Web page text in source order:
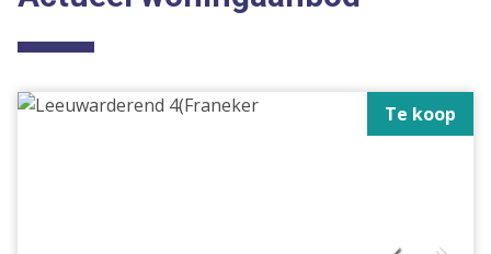
Te koop